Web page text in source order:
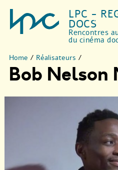
LPC -
DOCS
Rencontres
du cinéma
Home / Réalisateurs /
Bob Nelson